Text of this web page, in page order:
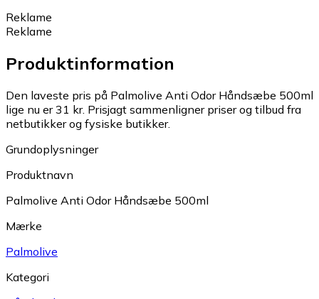
Reklame
Reklame
Produktinformation
Den laveste pris på Palmolive Anti Odor Håndsæbe 500ml
lige nu er 31 kr. Prisjagt sammenligner priser og tilbud fra
netbutikker og fysiske butikker.
Grundoplysninger
Produktnavn
Palmolive Anti Odor Håndsæbe 500ml
Mærke
Palmolive
Kategori